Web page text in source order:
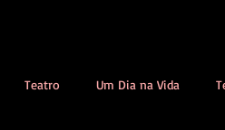
Teatro Um Dia na Vida